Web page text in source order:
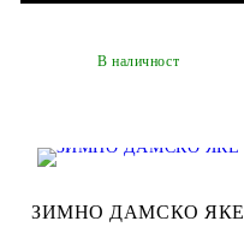
В наличност
ЗИМНО ДАМСКО ЯКЕ